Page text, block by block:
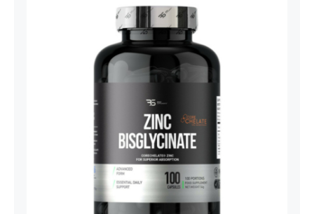
Cink Bisglicinat 20 mg – Zinc
Bisglycinate CoreChelate®, 100
kapsula
Basic supplements Svi proizvodi Vitaminko
1.350,00рсд